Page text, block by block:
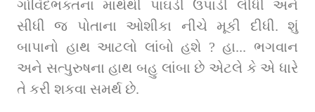
ગોવિંદભક્તના માથેથી પાઘડી ઉપાડી લીધી અને
સીધી જ પોતાના ઓશીકા નીચે મૂકી દીધી. શું
બાપાનો હાથ આટલો લાંબો હશે ? હા... ભગવાન
અને સત્પુરુષના હાથ બહુ લાંબા છે એટલે કે એ ધારે
તે કરી શકવા સમર્થ છે.